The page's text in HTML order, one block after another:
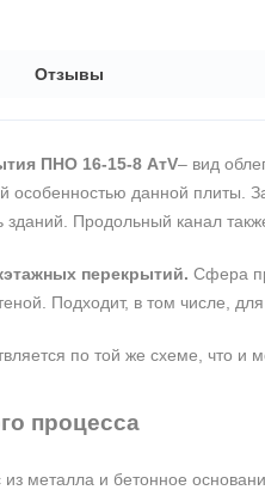
Отзывы
ПНО 16-15-8 АтV– вид
особенностью данной плиты.
зданий. Продольный канал
перекрытий. Сфера
Подходит, в том числе,
по той же схеме, что и
процесса
из металла и бетонное